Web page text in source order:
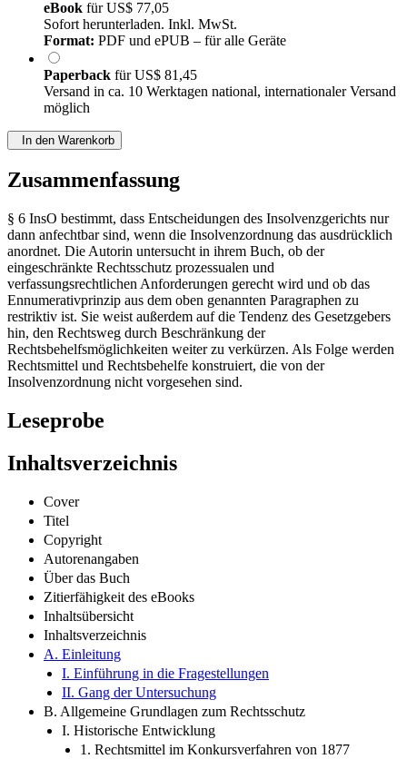
eBook fürUS$ 77,05
Sofort herunterladen. Inkl. MwSt.
Format: PDF und ePUB – für alle Geräte
Paperback fürUS$ 81,45
Versand in ca. 10 Werktagen national, internationaler Versand
möglich
In den Warenkorb
Zusammenfassung
§ 6 InsO bestimmt, dass Entscheidungen des Insolvenzgerichts nur
dann anfechtbar sind, wenn die Insolvenzordnung das ausdrücklich
anordnet. Die Autorin untersucht in ihrem Buch, ob der
eingeschränkte Rechtsschutz prozessualen und
verfassungsrechtlichen Anforderungen gerecht wird und ob das
Ennumerativprinzip aus dem oben genannten Paragraphen zu
restriktiv ist. Sie weist außerdem auf die Tendenz des Gesetzgebers
hin, den Rechtsweg durch Beschränkung der
Rechtsbehelfsmöglichkeiten weiter zu verkürzen. Als Folge werden
Rechtsmittel und Rechtsbehelfe konstruiert, die von der
Insolvenzordnung nicht vorgesehen sind.
Leseprobe
Inhaltsverzeichnis
Cover
Titel
Copyright
Autorenangaben
Über das Buch
Zitierfähigkeit des eBooks
Inhaltsübersicht
Inhaltsverzeichnis
A. Einleitung
I. Einführung in die Fragestellungen
II. Gang der Untersuchung
B. Allgemeine Grundlagen zum Rechtsschutz
I. Historische Entwicklung
1. Rechtsmittel im Konkursverfahren von 1877